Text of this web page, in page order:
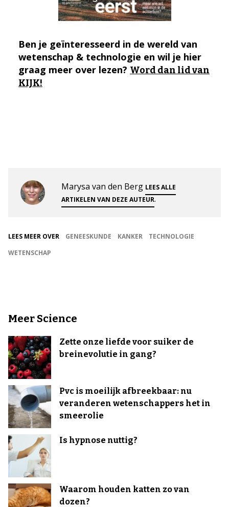
Ben je geïnteresseerd in de wereld van
wetenschap & technologie en wil je hier
graag meer over lezen? Word dan lid van
KIJK!
Marysa van den Berg LEES ALLE
ARTIKELEN VAN DEZE AUTEUR.
LEES MEER OVER GENEESKUNDE KANKER
TECHNOLOGIE
WETENSCHAP
Meer Science
Zette onze liefde voor suiker de
breinevolutie in gang?
Pvc is moeilijk afbreekbaar: nu
veranderen wetenschappers het in
smeerolie
Is hypnose nuttig?
Waarom houden katten zo van
dozen?